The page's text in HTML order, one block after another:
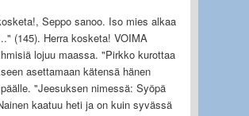
Seppo sanoo. Iso mies alkaa
(145). Herra kosketa! VOIMA
lojuu maassa. "Pirkko kurottaa
asettamaan kätensä hänen
"Jeesuksen nimessä: Syöpä
kaatuu heti ja on kuin syvässä